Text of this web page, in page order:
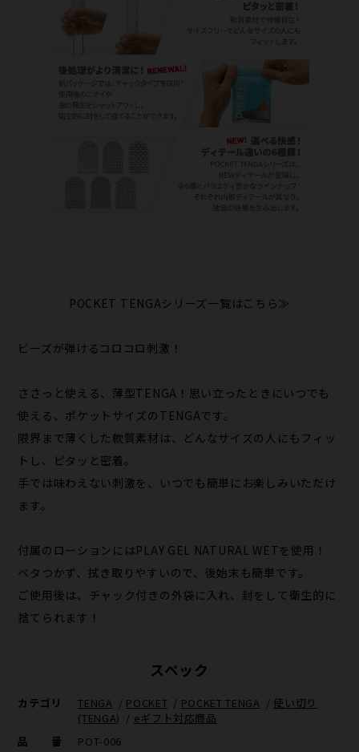
POCKET TENGAシリーズ一覧はこちら≫
ビーズが弾けるコロコロ刺激！
ささっと使える、薄型TENGA！思い立ったときにいつでも
使える、ポケットサイズのTENGAです。
限界まで薄くした軟質素材は、どんなサイズの人にもフィッ
トし、ピタッと密着。
手では味わえない刺激を、いつでも簡単にお楽しみいただけ
ます。
付属のローションにはPLAY GEL NATURAL WETを使用！
ベタつかず、拭き取りやすいので、後始末も簡単です。
ご使用後は、チャック付きの外袋に入れ、封をして衛生的に
捨てられます！
スペック
カテゴリ TENGA / POCKET / POCKET TENGA / 使い切り
(TENGA) / eギフト対応商品
品番
POT-006